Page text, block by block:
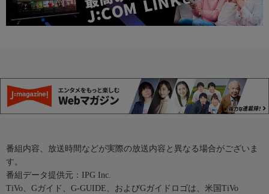
番組内容、放送時間などが実際の放送内容と異なる場合がございま
す。
番組データ提供元：IPG Inc.
TiVo、Gガイド、G-GUIDE、およびGガイドロゴは、米国TiVo